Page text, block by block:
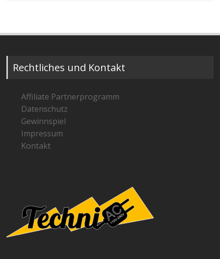
Rechtliches und Kontakt
Affiliate Partnerprogramm
Datenschutz
Gewinnspiel
Impressum
Kontakt